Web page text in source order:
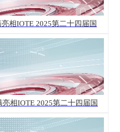
相IOTE 2025第二十四届国
亮相IOTE 2025第二十四届国